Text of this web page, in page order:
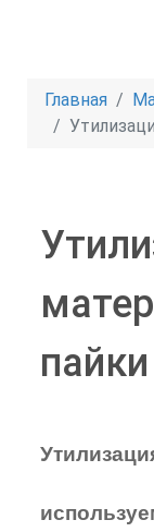
Главная
пайки